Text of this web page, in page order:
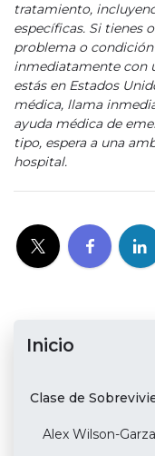
tratamiento,
específicas. Si tienes
problema o
inmediatamente con
estás en Estados
médica, llama
ayuda médica de
tipo, espera a una
hospital.
Inicio
Clase de
Alex Wilson-Garza